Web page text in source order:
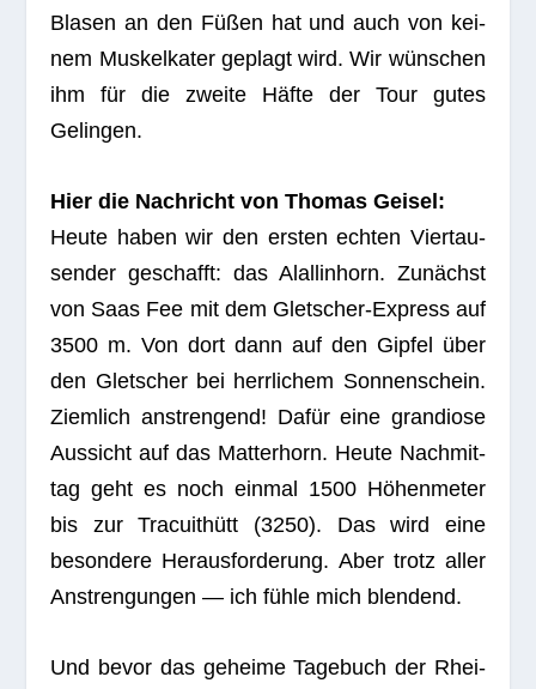
Bla­sen an den Füßen hat und auch von kei­
nem Mus­kel­ka­ter geplagt wird. Wir wün­schen
ihm für die zweite Häfte der Tour gutes
Gelingen.
Hier die Nach­richt von Tho­mas Geisel:
Heute haben wir den ers­ten ech­ten Vier­tau­
sen­der geschafft: das Alallin­horn. Zunächst
von Saas Fee mit dem Glet­scher-Express auf
3500 m. Von dort dann auf den Gip­fel über
den Glet­scher bei herr­li­chem Son­nen­schein.
Ziem­lich anstren­gend! Dafür eine gran­diose
Aus­sicht auf das Mat­ter­horn. Heute Nach­mit­
tag geht es noch ein­mal 1500 Höhen­me­ter
bis zur Tra­cuit­hütt (3250). Das wird eine
beson­dere Her­aus­for­de­rung. Aber trotz aller
Anstren­gun­gen — ich fühle mich blendend.
Und bevor das geheime Tage­buch der Rhei­